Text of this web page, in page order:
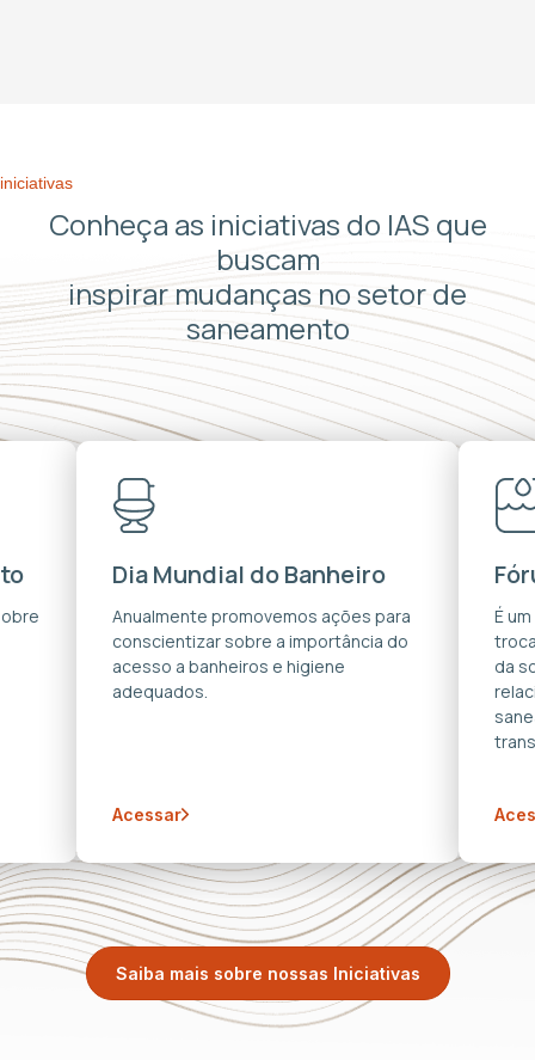
iniciativas
Conheça as iniciativas do IAS que
buscam
inspirar mudanças no setor de
saneamento
Dia Mundial do Banheiro
Anualmente promovemos ações para
conscientizar sobre a importância do
acesso a banheiros e higiene
adequados.
Acessar
É
da
Saiba mais sobre nossas Iniciativas